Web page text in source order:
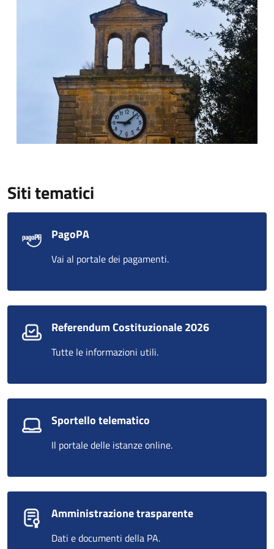
Siti tematici
PagoPA
Vai al portale dei pagamenti.
Referendum Costituzionale 2026
Tutte le informazioni utili.
Sportello telematico
Il portale delle istanze online.
Amministrazione trasparente
Dati e documenti della PA.